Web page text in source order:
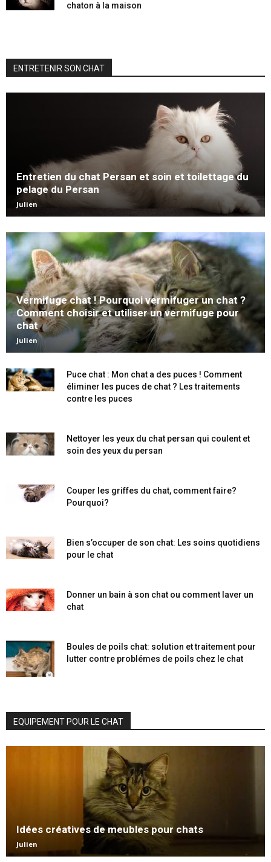
chaton à la maison
ENTRETENIR SON CHAT
Entretien du chat Persan et soin et toilettage du
pelage du Persan
Julien
Vermifuge chat ! Pourquoi vermifuger un chat ?
Comment choisir et utiliser un vermifuge pour
chat
Julien
Puce chat : Mon chat a des puces ! Comment
éliminer les puces de chat ? Les traitements
contre les puces
Nettoyer les yeux du chat persan qui coulent et
soin des yeux du persan
Couper les griffes du chat, comment faire?
Pourquoi?
Bien s’occuper de son chat: Les soins quotidiens
pour le chat
Donner un bain à son chat ou comment laver un
chat
Boules de poils chat: solution et traitement pour
lutter contre problémes de poils chez le chat
EQUIPEMENT POUR LE CHAT
Idées créatives de meubles pour chats
Julien